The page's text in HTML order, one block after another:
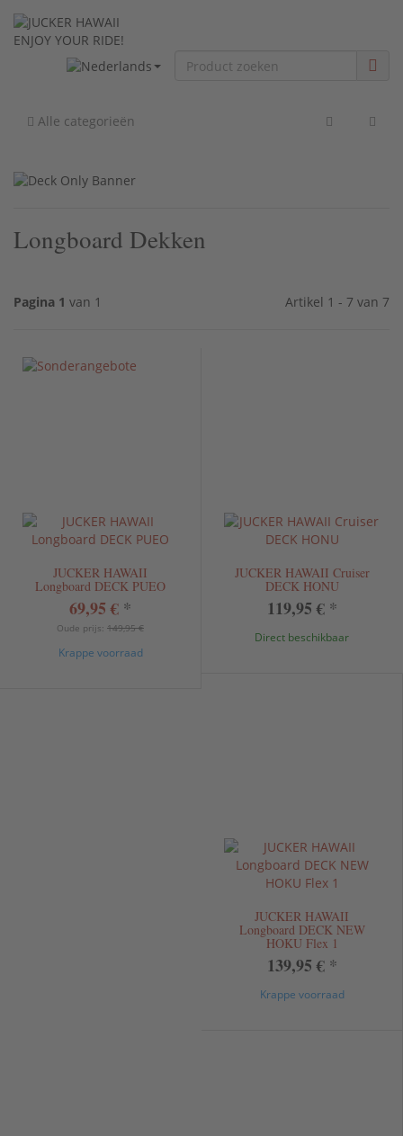
ENJOY YOUR RIDE!
Alle categorieën
Longboard Dekken
Pagina 1 van 1 Artikel 1 - 7 van 7
JUCKER HAWAII
Longboard DECK PUEO
69,95 € *
Oude prijs: 149,95 €
Krappe voorraad
JUCKER HAWAII Cruiser
DECK HONU
119,95 € *
Direct beschikbaar
JUCKER HAWAII
Longboard DECK NEW
HOKU Flex 1
139,95 € *
Krappe voorraad